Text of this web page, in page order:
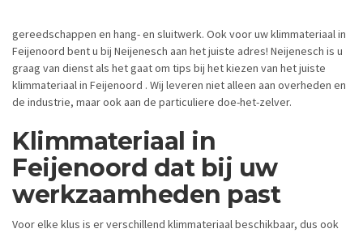
gereedschappen en hang- en sluitwerk. Ook voor uw klimmateriaal in
Feijenoord bent u bij Neijenesch aan het juiste adres! Neijenesch is u
graag van dienst als het gaat om tips bij het kiezen van het juiste
klimmateriaal in Feijenoord . Wij leveren niet alleen aan overheden en
de industrie, maar ook aan de particuliere doe-het-zelver.
Klimmateriaal in
Feijenoord dat bij uw
werkzaamheden past
Voor elke klus is er verschillend klimmateriaal beschikbaar, dus ook